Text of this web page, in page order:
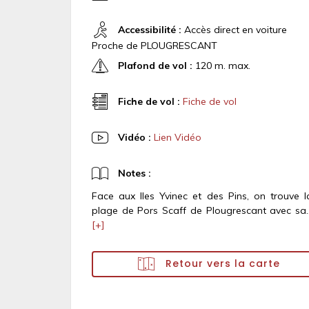
Accessibilité : Accès direct en voiture
Proche de PLOUGRESCANT
Plafond de vol : 120 m. max.
Fiche de vol : Fiche de vol
Vidéo : Lien Vidéo
Notes :
Face aux Iles Yvinec et des Pins, on trouve
plage de Pors Scaff de Plougrescant avec
[+]
Retour vers la carte